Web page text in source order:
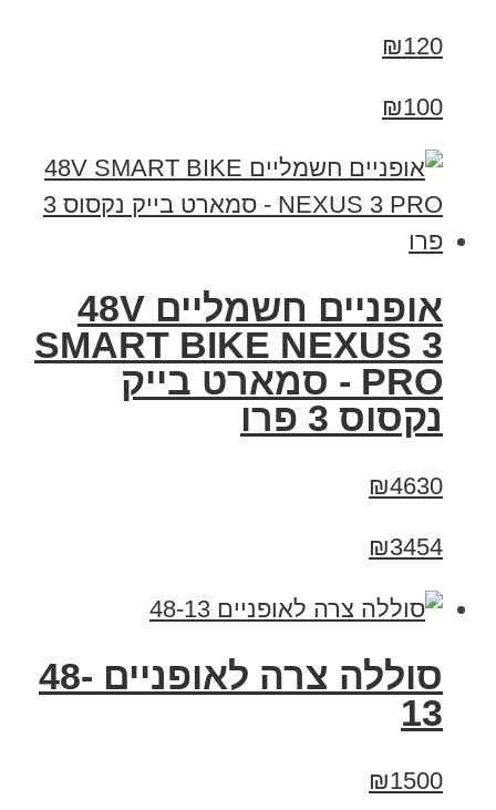
₪120
₪100
אופניים חשמליים 48V
SMART BIKE NEXUS 3
PRO - סמארט בייק
נקסוס 3 פרו
₪4630
₪3454
סוללה צרה לאופניים 48-
13
₪1500